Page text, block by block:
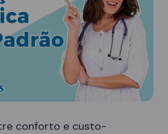
conforto e custo-